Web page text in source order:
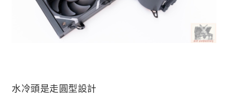
水冷頭是走圓型設計